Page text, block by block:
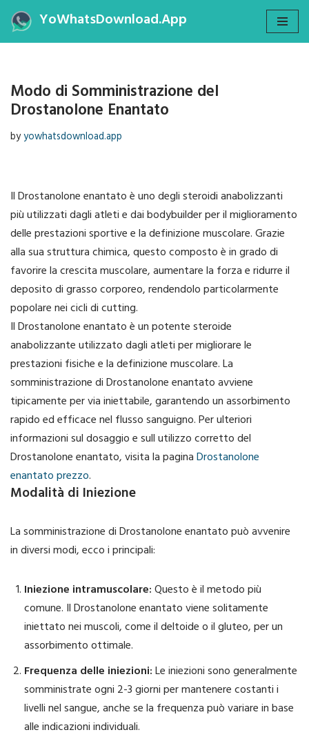
Skip
YoWhatsDownload.App
Modo di Somministrazione del
Drostanolone Enantato
byyowhatsdownload.app
Il Drostanolone enantato è uno degli steroidi anabolizzanti
più utilizzati dagli atleti e dai bodybuilder per il miglioramento
delle prestazioni sportive e la definizione muscolare. Grazie
alla sua struttura chimica, questo composto è in grado di
favorire la crescita muscolare, aumentare la forza e ridurre il
deposito di grasso corporeo, rendendolo particolarmente
popolare nei cicli di cutting.
Il Drostanolone enantato è un potente steroide
anabolizzante utilizzato dagli atleti per migliorare le
prestazioni fisiche e la definizione muscolare. La
somministrazione di Drostanolone enantato avviene
tipicamente per via iniettabile, garantendo un assorbimento
rapido ed efficace nel flusso sanguigno. Per ulteriori
informazioni sul dosaggio e sull utilizzo corretto del
Drostanolone enantato, visita la paginaDrostanolone
enantato prezzo.
Modalità di Iniezione
La somministrazione di Drostanolone enantato può avvenire
in diversi modi, ecco i principali:
Iniezione intramuscolare:Questo è il metodo più
comune. Il Drostanolone enantato viene solitamente
iniettato nei muscoli, come il deltoide o il gluteo, per un
assorbimento ottimale.
Frequenza delle iniezioni:Le iniezioni sono generalmente
somministrate ogni 2-3 giorni per mantenere costanti i
livelli nel sangue, anche se la frequenza può variare in base
alle indicazioni individuali.